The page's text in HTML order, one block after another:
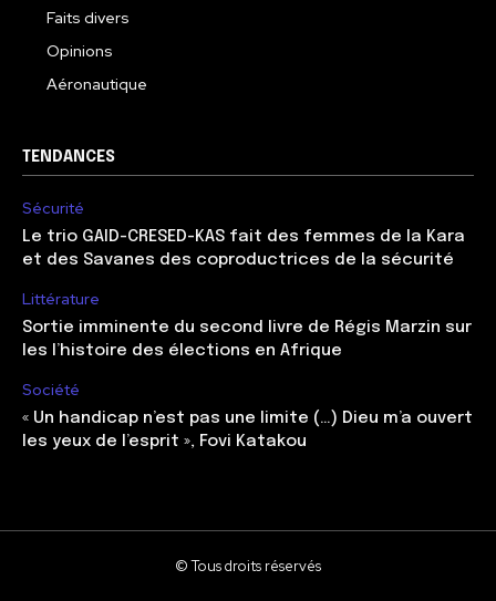
Faits divers
Opinions
Aéronautique
TENDANCES
Sécurité
Le trio GAID-CRESED-KAS fait des femmes de la Kara
et des Savanes des coproductrices de la sécurité
Littérature
Sortie imminente du second livre de Régis Marzin sur
les l’histoire des élections en Afrique
Société
« Un handicap n’est pas une limite (…) Dieu m’a ouvert
les yeux de l’esprit », Fovi Katakou
© Tous droits réservés